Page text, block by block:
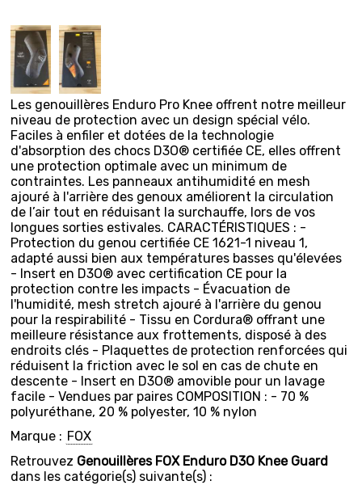
Les genouillères Enduro Pro Knee offrent notre meilleur
niveau de protection avec un design spécial vélo.
Faciles à enfiler et dotées de la technologie
d'absorption des chocs D3O® certifiée CE, elles offrent
une protection optimale avec un minimum de
contraintes. Les panneaux antihumidité en mesh
ajouré à l'arrière des genoux améliorent la circulation
de l’air tout en réduisant la surchauffe, lors de vos
longues sorties estivales. CARACTÉRISTIQUES : -
Protection du genou certifiée CE 1621-1 niveau 1,
adapté aussi bien aux températures basses qu'élevées
- Insert en D3O® avec certification CE pour la
protection contre les impacts - Évacuation de
l'humidité, mesh stretch ajouré à l'arrière du genou
pour la respirabilité - Tissu en Cordura® offrant une
meilleure résistance aux frottements, disposé à des
endroits clés - Plaquettes de protection renforcées qui
réduisent la friction avec le sol en cas de chute en
descente - Insert en D3O® amovible pour un lavage
facile - Vendues par paires COMPOSITION : - 70 %
polyuréthane, 20 % polyester, 10 % nylon
Marque : FOX
Retrouvez Genouillères FOX Enduro D3O Knee Guard
dans les catégorie(s) suivante(s) :